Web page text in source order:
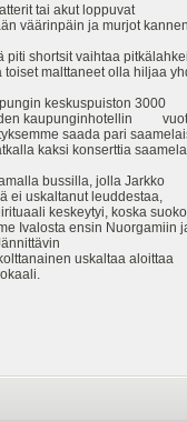
tai akut loppuvat
väärinpäin ja murjot
shortsit vaihtaa
malttaneet olla hiljaa
keskuspuiston 3000
kaupunginhotellin
saada pari
kaksi konserttia
bussilla, jolla Jarkko
ei uskaltanut leuddestaa,
keskeytyi, koska
Ivalosta ensin Nuorgamiin
uskaltaa aloittaa